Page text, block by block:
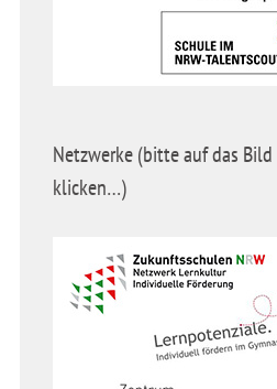
Netzwerke (bitte auf das Bild
klicken…)